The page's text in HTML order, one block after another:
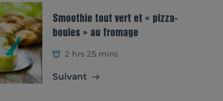
Smoothie tout vert et « pizza-
boules » au fromage
2 hrs 25 mins
Suivant